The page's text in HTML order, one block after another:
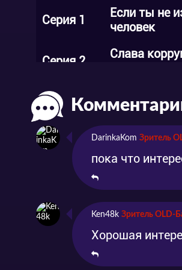
Серия 1
Если ты не
человек
Серия 2
Слава
Серия 3 Инцидент
Серия 4 Неписанное
Серия 5
Серия 6
Киёмори,
DarinkaKom Зритель
пока что
Ken48k Зритель OLD-
Хорошая